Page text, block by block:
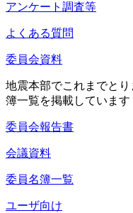
アンケート調査等
よくある質問
委員会資料
地震本部でこれまでと
簿一覧を掲載しています
委員会報告書
会議資料
委員名簿一覧
ユーザ向け